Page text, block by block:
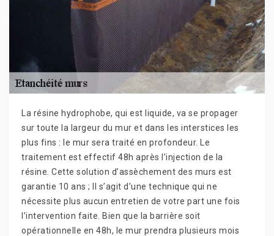
La résine hydrophobe, qui est liquide, va se propager
sur toute la largeur du mur et dans les interstices les
plus fins : le mur sera traité en profondeur. Le
traitement est effectif 48h après l’injection de la
résine. Cette solution d’assèchement des murs est
garantie 10 ans ; Il s’agit d’une technique qui ne
nécessite plus aucun entretien de votre part une fois
l’intervention faite. Bien que la barrière soit
opérationnelle en 48h, le mur prendra plusieurs mois